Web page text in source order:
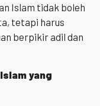
Islam tidak boleh
tetapi harus
berpikir adil dan
yang